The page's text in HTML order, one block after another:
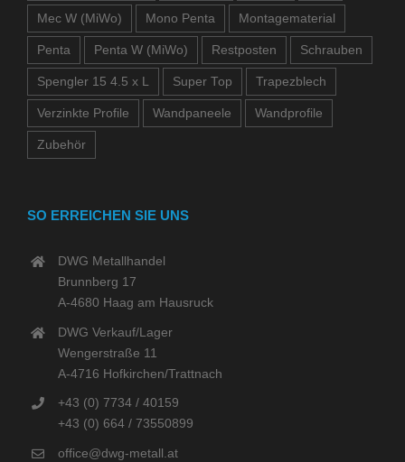
Mec W (MiWo) Mono Penta Montagematerial
Penta Penta W (MiWo) Restposten Schrauben
Spengler 15 4.5 x L Super Top Trapezblech
Verzinkte Profile Wandpaneele Wandprofile
Zubehör
SO ERREICHEN SIE UNS
DWG Metallhandel
Brunnberg 17
A-4680 Haag am Hausruck
DWG Verkauf/Lager
Wengerstraße 11
A-4716 Hofkirchen/Trattnach
+43 (0) 7734 / 40159
+43 (0) 664 / 73550899
office@dwg-metall.at